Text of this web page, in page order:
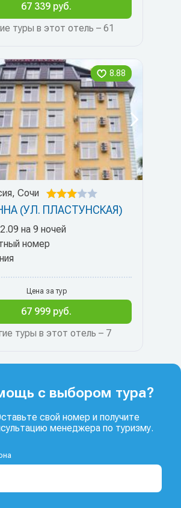
туры в этот отель – 61
67 339 руб.
8.88
Сочи
(УЛ. ПЛАСТУНСКАЯ)
на 9 ночей
номер
туры в этот отель – 7
Цена за тур
67 999 руб.
с выбором тура?
свой номер и получите
менеджера по туризму.